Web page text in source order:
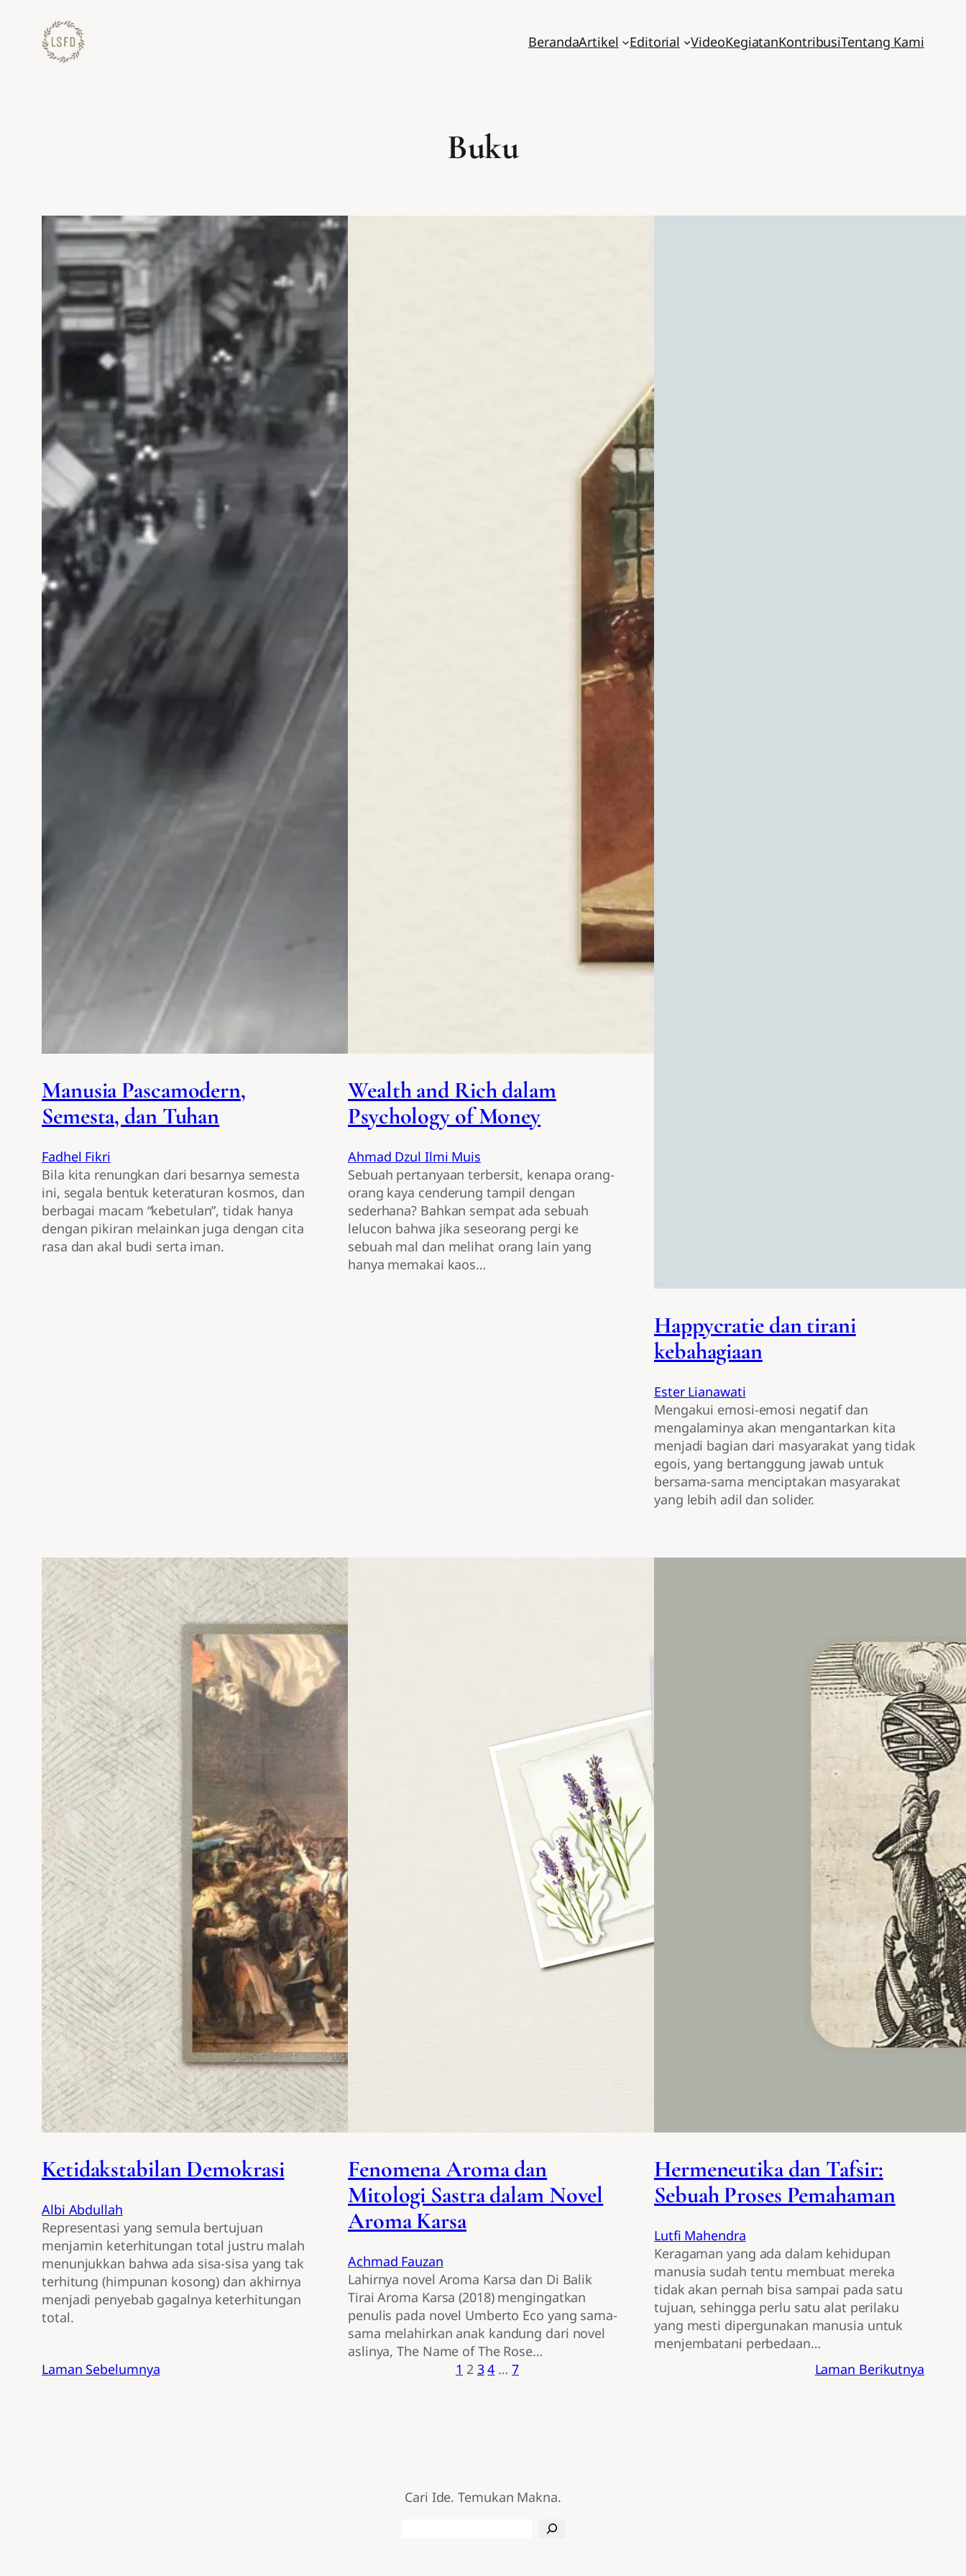
konten
BerandaArtikel Editorial VideoKegiatanKontribusiTentang Kami
Buku
Manusia Pascamodern,
Semesta, dan Tuhan
Fadhel Fikri
Bila kita renungkan dari besarnya semesta
ini, segala bentuk keteraturan kosmos, dan
berbagai macam “kebetulan”, tidak hanya
dengan pikiran melainkan juga dengan cita
rasa dan akal budi serta iman.
Wealth and Rich dalam
Psychology of Money
Ahmad Dzul Ilmi Muis
Sebuah pertanyaan terbersit, kenapa orang-
orang kaya cenderung tampil dengan
sederhana? Bahkan sempat ada sebuah
lelucon bahwa jika seseorang pergi ke
sebuah mal dan melihat orang lain yang
hanya memakai kaos…
Happycratie dan tirani
kebahagiaan
Ester Lianawati
Mengakui emosi-emosi negatif dan
mengalaminya akan mengantarkan kita
menjadi bagian dari masyarakat yang tidak
egois, yang bertanggung jawab untuk
bersama-sama menciptakan masyarakat
yang lebih adil dan solider.
Ketidakstabilan Demokrasi
Albi Abdullah
Representasi yang semula bertujuan
menjamin keterhitungan total justru malah
menunjukkan bahwa ada sisa-sisa yang tak
terhitung (himpunan kosong) dan akhirnya
menjadi penyebab gagalnya keterhitungan
total.
Fenomena Aroma dan
Mitologi Sastra dalam Novel
Aroma Karsa
Achmad Fauzan
Lahirnya novel Aroma Karsa dan Di Balik
Tirai Aroma Karsa (2018) mengingatkan
penulis pada novel Umberto Eco yang sama-
sama melahirkan anak kandung dari novel
aslinya, The Name of The Rose…
Hermeneutika dan Tafsir:
Sebuah Proses Pemahaman
Lutfi Mahendra
Keragaman yang ada dalam kehidupan
manusia sudah tentu membuat mereka
tidak akan pernah bisa sampai pada satu
tujuan, sehingga perlu satu alat perilaku
yang mesti dipergunakan manusia untuk
menjembatani perbedaan…
Laman Sebelumnya
1 2 3 4 … 7 Laman Berikutnya
Cari Ide. Temukan Makna.